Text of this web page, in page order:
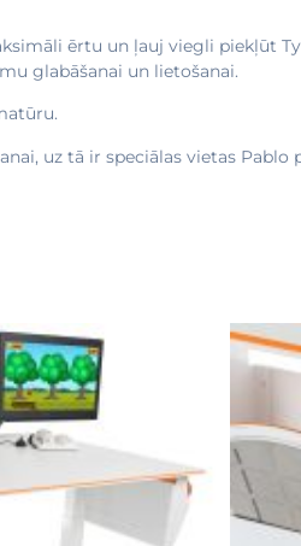
ērtu un ļauj viegli piekļūt
glabāšanai un lietošanai.
uz tā ir speciālas vietas